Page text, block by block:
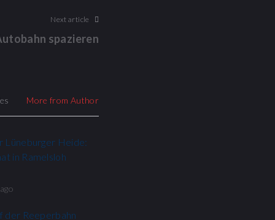
Next article
spazieren
More from Author
Lüneburger Heide:
in Ramelsloh
der Reeperbahn